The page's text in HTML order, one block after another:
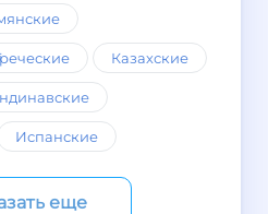
Казахские
Испанские
еще